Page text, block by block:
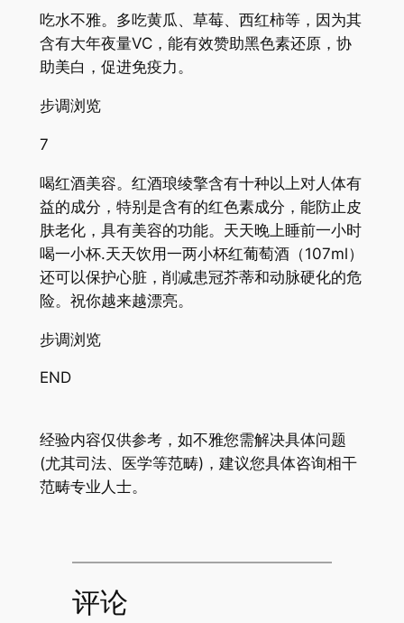
吃水不雅。多吃黄瓜、草莓、西红柿等，因为其
含有大年夜量VC，能有效赞助黑色素还原，协
助美白，促进免疫力。
步调浏览
7
喝红酒美容。红酒琅绫擎含有十种以上对人体有
益的成分，特别是含有的红色素成分，能防止皮
肤老化，具有美容的功能。天天晚上睡前一小时
喝一小杯.天天饮用一两小杯红葡萄酒（107ml）
还可以保护心脏，削减患冠芥蒂和动脉硬化的危
险。祝你越来越漂亮。
步调浏览
END
经验内容仅供参考，如不雅您需解决具体问题
(尤其司法、医学等范畴)，建议您具体咨询相干
范畴专业人士。
评论